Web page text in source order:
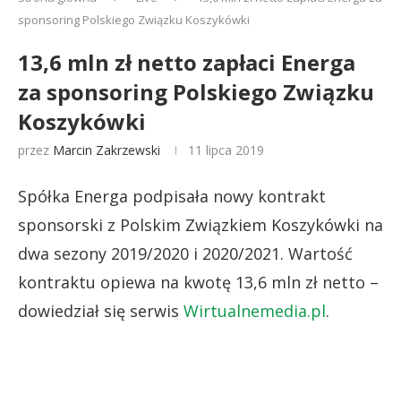
sponsoring Polskiego Związku Koszykówki
13,6 mln zł netto zapłaci Energa
za sponsoring Polskiego Związku
Koszykówki
przez Marcin Zakrzewski 11 lipca 2019
Spółka Energa podpisała nowy kontrakt
sponsorski z Polskim Związkiem Koszykówki na
dwa sezony 2019/2020 i 2020/2021. Wartość
kontraktu opiewa na kwotę 13,6 mln zł netto –
dowiedział się serwis Wirtualnemedia.pl.